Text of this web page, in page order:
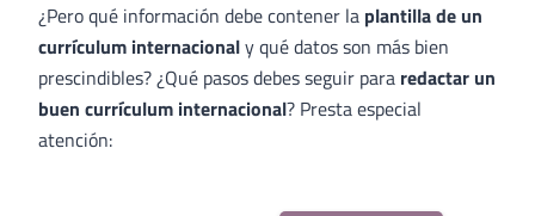
¿Pero qué información debe contener la plantilla de un
currículum internacionaly qué datos son más bien
prescindibles? ¿Qué pasos debes seguir para redactar un
buen currículum internacional? Presta especial
atención: